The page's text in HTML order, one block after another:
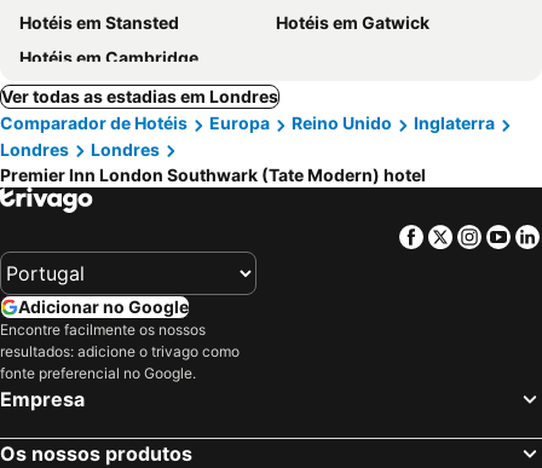
Hotéis em Stansted
Hotéis em Gatwick
Hotéis em Cambridge
Ver todas as estadias em Londres
Comparador de Hotéis
Europa Reino Unido
Inglaterra
Londres
Londres
Premier Inn London Southwark (Tate Modern) hotel
Facebook
Twitter
Adicionar no Google
Encontre facilmente os nossos
resultados: adicione o trivago como
fonte preferencial no Google.
Empresa
Os nossos produtos